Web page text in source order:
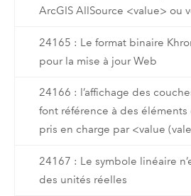
ArcGIS AllSource <value> ou
24165 : Le format binaire
pour la mise à jour Web
24166 : l’affichage des
font référence à des éléments
pris en charge par <value
24167 : Le symbole linéaire
des unités réelles